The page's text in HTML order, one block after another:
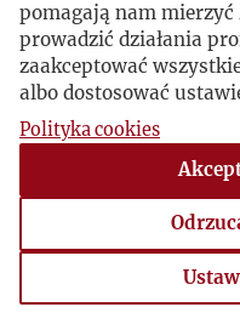
pomagają nam
prowadzić działania
zaakceptować
albo dostosować
Polityka cookies
Ustawienia cookies